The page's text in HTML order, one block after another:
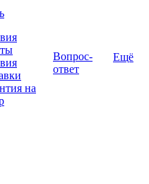
на
Вопрос-
ответ
Ещё